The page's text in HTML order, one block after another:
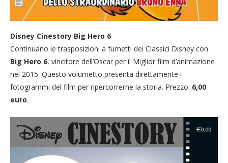
Disney Cinestory Big Hero 6
Continuano le trasposizioni a fumetti dei Classici Disney con
Big Hero 6, vincitore dell’Oscar per il Miglior film d’animazione
nel 2015. Questo volumetto presenta direttamente i
fotogrammi del film per ripercorrerne la storia. Prezzo: 6,00
euro.